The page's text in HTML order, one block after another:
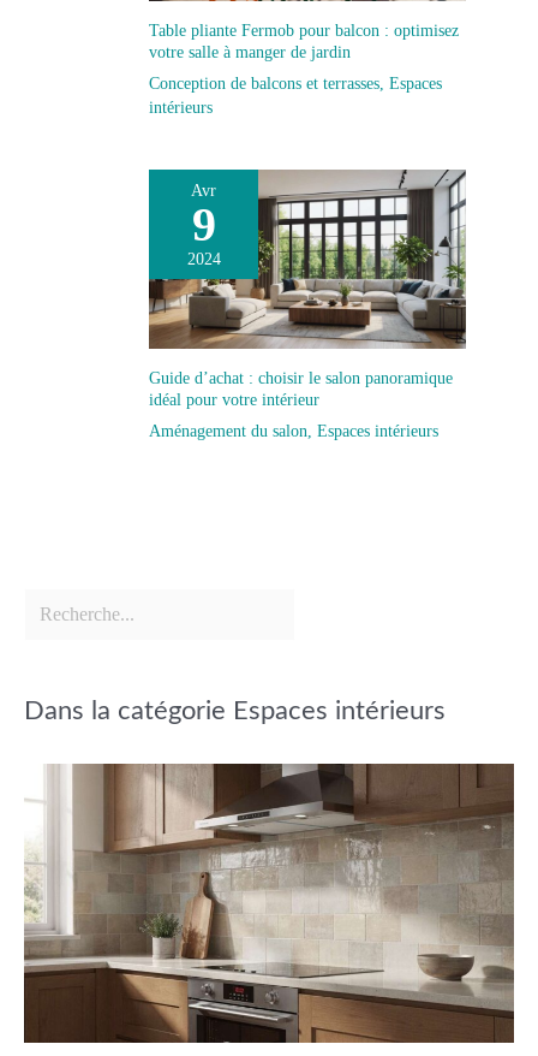
Table pliante Fermob pour balcon : optimisez
votre salle à manger de jardin
Conception de balcons et terrasses Espaces
intérieurs
Avr
9
2024
Guide d’achat : choisir le salon panoramique
idéal pour votre intérieur
Aménagement du salon, Espaces intérieurs
Dans la catégorie Espaces intérieurs